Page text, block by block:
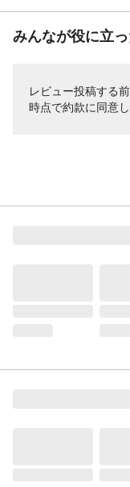
みんなが役に立
レビュー投稿する
時点で約款に同意